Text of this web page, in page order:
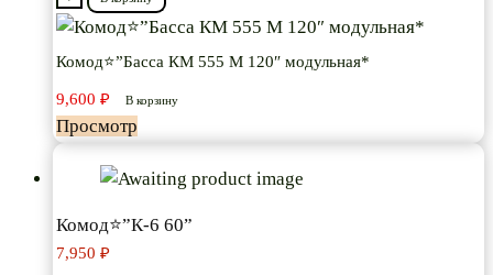
Комод⭐”Басса
М
120″
Комод⭐”Басса КМ 555 М 120″ модульная*
9,600 ₽ В корзину
Просмотр
Комод⭐”К-6 60”
7,950 ₽